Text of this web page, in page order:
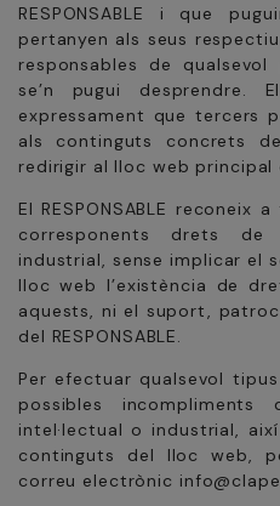
RESPONSABLE i que
pertanyen als seus
responsables de
se’n pugui desprendre. El
expressament que tercers
als continguts concrets
redirigir al lloc web principal
El RESPONSABLE
corresponents drets
industrial, sense implicar el
lloc web l’existència de
aquests, ni el suport,
del RESPONSABLE.
Per efectuar qualsevol
possibles
intel·lectual o industrial,
continguts del lloc web,
correu electrònic